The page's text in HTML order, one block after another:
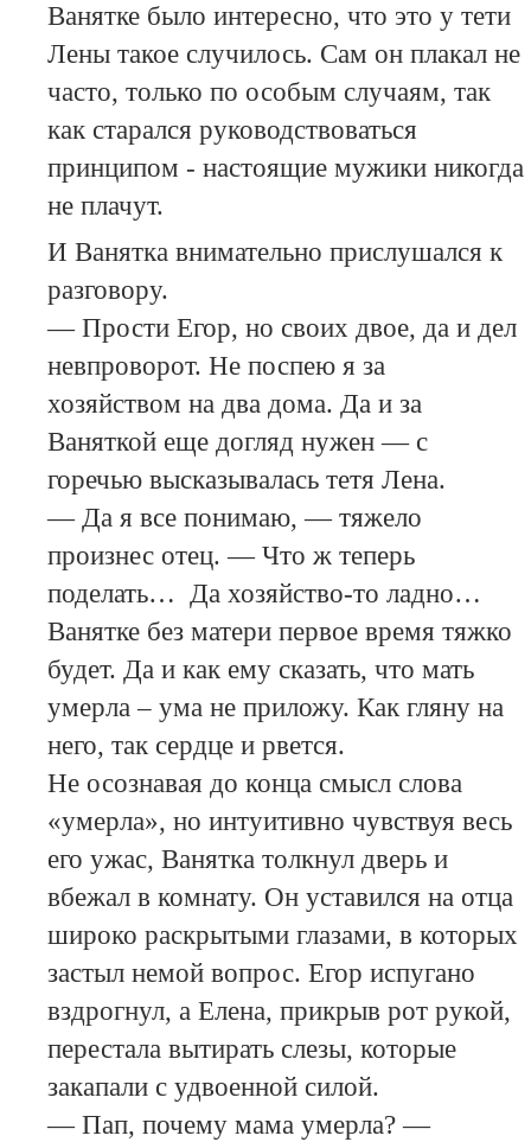
Ванятке было интересно, что это у тети
Лены такое случилось. Сам он плакал не
часто, только по особым случаям, так
как старался руководствоваться
принципом - настоящие мужики никогда
не плачут.
И Ванятка внимательно прислушался к
разговору.
— Прости Егор, но своих двое, да и дел
невпроворот. Не поспею я за
хозяйством на два дома. Да и за
Ваняткой еще догляд нужен — с
горечью высказывалась тетя Лена.
— Да я все понимаю, — тяжело
произнес отец. — Что ж теперь
поделать… Да хозяйство-то ладно…
Ванятке без матери первое время тяжко
будет. Да и как ему сказать, что мать
умерла – ума не приложу. Как гляну на
него, так сердце и рвется.
Не осознавая до конца смысл слова
«умерла», но интуитивно чувствуя весь
его ужас, Ванятка толкнул дверь и
вбежал в комнату. Он уставился на отца
широко раскрытыми глазами, в которых
застыл немой вопрос. Егор испугано
вздрогнул, а Елена, прикрыв рот рукой,
перестала вытирать слезы, которые
закапали с удвоенной силой.
— Пап, почему мама умерла? —